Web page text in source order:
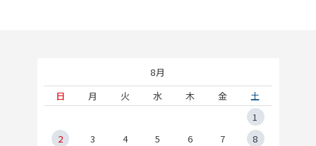
8月
日
月 火 水 木 金
土
1
2
3 4 5 6 7
8